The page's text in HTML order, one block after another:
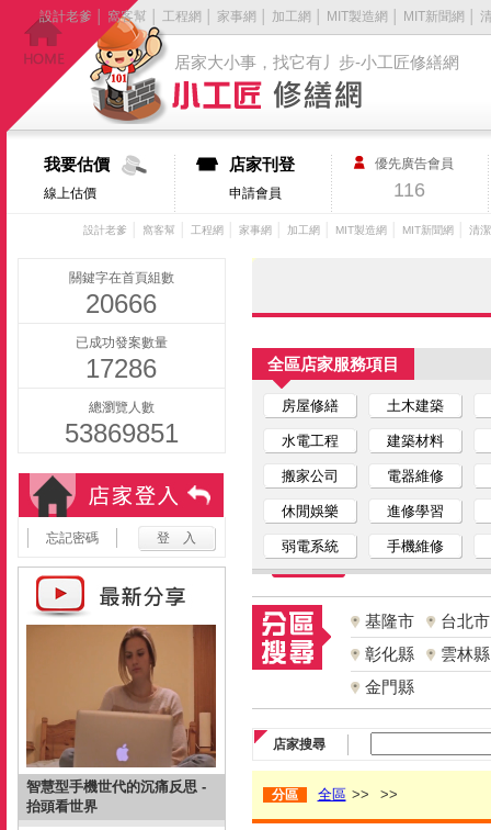
居家大小事，找它有丿步-小工匠修繕網
設計老爹 窩客幫 工程網 家事網 加工網 MIT製造網 MIT新聞網
我要估價
線上估價
店家刊登
申請會員
優先廣告會員
116
設計老爹 窩客幫 工程網 家事網 加工網 MIT製造網 MIT新聞網 清
關鍵字在首頁組數
20666
已成功發案數量
17286
總瀏覽人數
53869851
忘記密碼
智慧型手機世代的沉痛反思 -
抬頭看世界
全區店家服務項目
房屋修繕 土木建築
水電工程 建築材料
搬家公司 電器維修
休閒娛樂 進修學習
弱電系統 手機維修
基隆市
台北市
彰化縣
雲林縣
金門縣
店家搜尋
分區 全區 >> >>